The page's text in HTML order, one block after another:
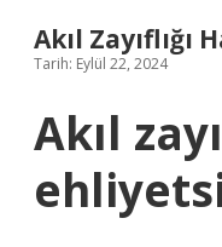
Akıl Zayıflığı
Tarih: Eylül 22, 2024
Akıl